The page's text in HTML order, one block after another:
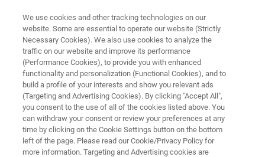
電池材料分析評価オンラインセミナー
【ブルカー x コベルコ科研 共
催】電池材料へのSPM・ナノイ
ンデンター活用セミナー
最新のテクノロジーを活用した電池材料の評
We use cookies and other tracking technologies on our
website. Some are essential to operate our website (Strictly
Necessary Cookies). We also use cookies to analyze the
traffic on our website and improve its performance
(Performance Cookies), to provide you with enhanced
functionality and personalization (Functional Cookies), and to
build a profile of your interests and show you relevant ads
(Targeting and Advertising Cookies). By clicking "Accept All",
you consent to the use of all of the cookies listed above. You
can withdraw your consent or review your preferences at any
time by clicking on the Cookie Settings button on the bottom
left of the page. Please read our Cookie/Privacy Policy for
more information. Targeting and Advertising cookies are